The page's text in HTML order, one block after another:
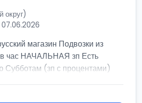
магазин Подвозки из
час НАЧАЛЬНАЯ зп Есть
Субботам (зп с процентами)